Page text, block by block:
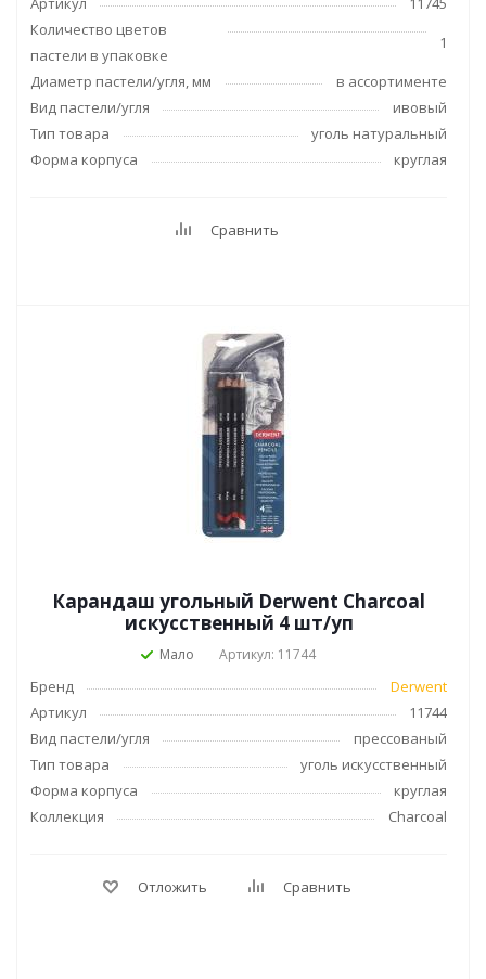
Количество цветов
пастели в упаковке
1
Диаметр пастели/угля, мм
в ассортименте
Вид пастели/угля
ивовый
Тип товара
уголь натуральный
Форма корпуса
круглая
Сравнить
Карандаш угольный Derwent Charcoal
искусственный 4 шт/уп
Мало Артикул: 11744
Бренд
Derwent
Артикул
11744
Вид пастели/угля
прессованый
Тип товара
уголь искусственный
Форма корпуса
круглая
Коллекция
Charcoal
Отложить Сравнить